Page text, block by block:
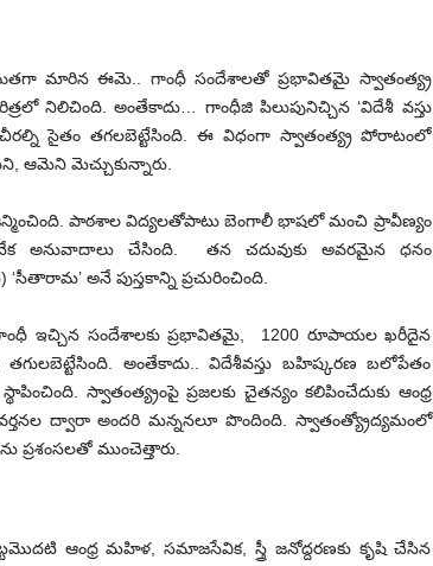
మారిన ఈమె.. గాంధీ సందేశాలతో ప్రభావితమై స్వాతంత్య్ర
నిలిచింది. అంతేకాదు… గాంధీజి పిలుపునిచ్చిన ‘విదేశీ వస్తు
సైతం తగలబెట్టేసింది. ఈ విధంగా స్వాతంత్య్ర పోరాటంలో
ఆమెని మెచ్చుకున్నారు.
పాఠశాల విద్యలతోపాటు బెంగాలీ భాషలో మంచి ప్రావీణ్యం
అనువాదాలు చేసింది. తన చదువుకు అవరమైన ధనం
అనే పుస్తకాన్ని ప్రచురించింది.
ఇచ్చిన సందేశాలకు ప్రభావితమై, 1200 రూపాయల ఖరీదైన
అంతేకాదు.. విదేశీవస్తు బహిష్కరణ బలోపేతం
స్వాతంత్య్రంపై ప్రజలకు చైతన్యం కలిపించేదుకు ఆంధ్ర
ద్వారా అందరి మన్ననలూ పొందింది. స్వాతంత్య్రోద్యమంలో
ముంచెత్తారు.
ఆంధ్ర మహిళ, సమాజసేవిక, స్త్రీ జనోద్దరణకు కృషి చేసిన